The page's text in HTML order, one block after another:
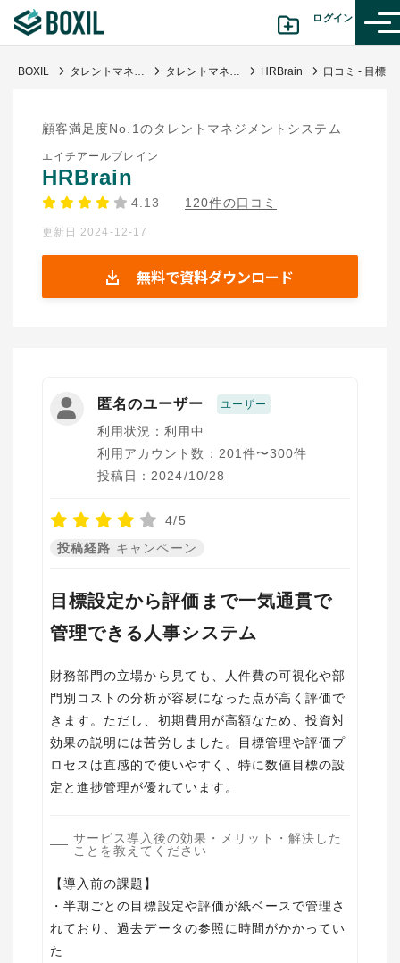
ログイン
記事から探す
BOXILの使い方ガイド
BOXIL タレントマネジメントシステム比較25選 11月人気ランキングとおすすめ選び方 タレントマネジメントシステム HRBrain
顧客満足度No.1のタレントマネジメントシステム
エイチアールブレイン
HRBrain
4.13 120件の口コミ
更新日 2024-12-17
無料で資料ダウンロード
匿名のユーザー ユーザー
利用状況：利用中
利用アカウント数：201件〜300件
投稿日：2024/10/28
4/5
投稿経路 キャンペーン
目標設定から評価まで一気通貫で
管理できる人事システム
財務部門の立場から見ても、人件費の可視化や部
門別コストの分析が容易になった点が高く評価で
きます。ただし、初期費用が高額なため、投資対
効果の説明には苦労しました。目標管理や評価プ
ロセスは直感的で使いやすく、特に数値目標の設
定と進捗管理が優れています。
サービス導入後の効果・メリット・解決した
ことを教えてください
【導入前の課題】
・半期ごとの目標設定や評価が紙ベースで管理さ
れており、過去データの参照に時間がかかってい
た